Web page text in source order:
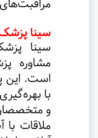
سینا
سینا
مشاوره
است. این
با
و
ملاقات